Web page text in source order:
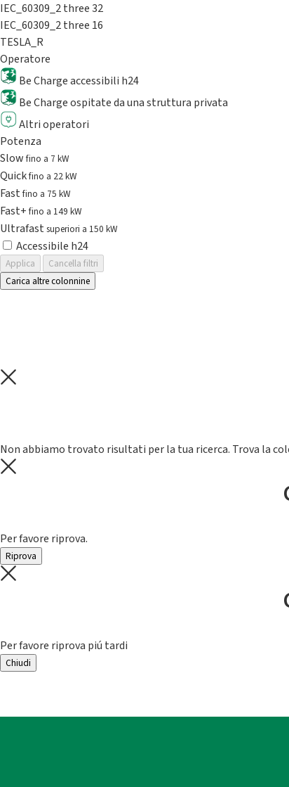
IEC_60309_2 three 32
IEC_60309_2 three 16
TESLA_R
Operatore
Be Charge accessibili h24
Be Charge ospitate da una struttura privata
Altri operatori
Potenza
Slowfino a 7 kW
Quickfino a 22 kW
Fastfino a 75 kW
Fast+fino a 149 kW
Ultrafast superiori a 150 kW
Accessibile h24
Applica
Cancella filtri
Carica altre colonnine
Non abbiamo trovato risultati per la tua ricerca. Trova la
Per favore riprova.
Riprova
Per favore riprova piú tardi
Chiudi